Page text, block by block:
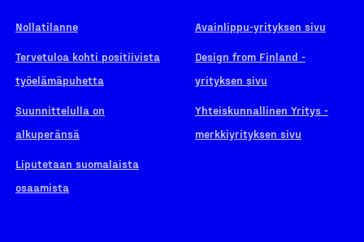
Nollatilanne
Tervetuloa kohti positiivista
työelämäpuhetta
Suunnittelulla on
alkuperänsä
Liputetaan suomalaista
osaamista
Avainlippu-yrityksen sivu
Design from Finland -
yrityksen sivu
Yhteiskunnallinen Yritys -
merkkiyrityksen sivu